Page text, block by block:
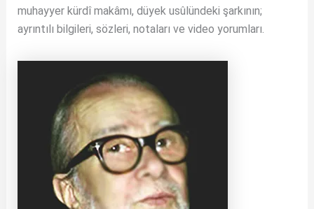
muhayyer kürdî makâmı, düyek usûlündeki şarkının;
ayrıntılı bilgileri, sözleri, notaları ve video yorumları.